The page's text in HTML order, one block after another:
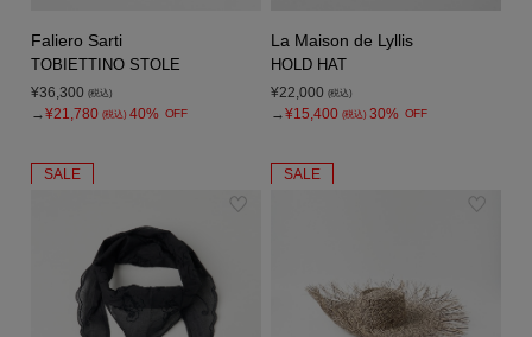
Faliero Sarti
TOBIETTINO STOLE
¥36,300 (税込)
→¥21,780 (税込) 40% OFF
La Maison de Lyllis
HOLD HAT
¥22,000 (税込)
→¥15,400 (税込) 30% OFF
SALE SALE